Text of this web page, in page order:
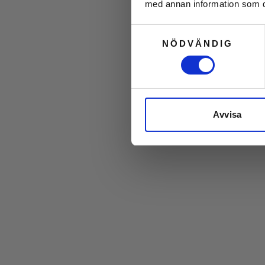
med annan information som
NÖDVÄNDIG
Avvisa